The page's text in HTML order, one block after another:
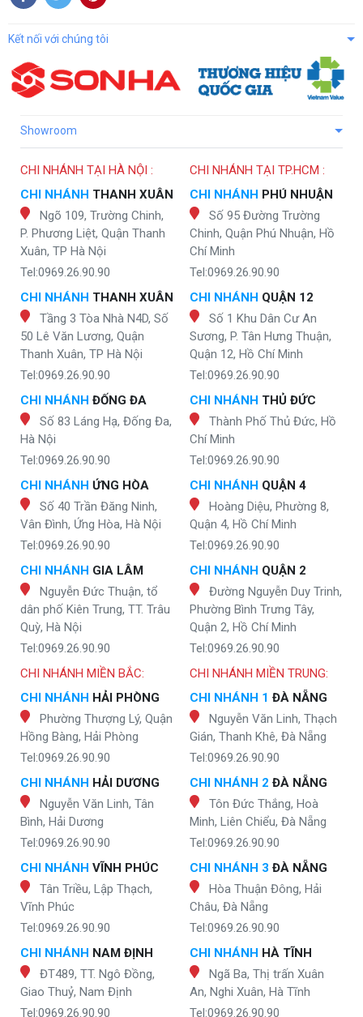
Kết nối với chúng tôi
Showroom
CHI NHÁNH TẠI HÀ NỘI :
CHI NHÁNH THANH XUÂN
Ngõ 109, Trường Chinh,
P. Phương Liệt, Quận Thanh
Xuân, TP Hà Nội
Tel:0969.26.90.90
CHI NHÁNH THANH XUÂN
Tầng 3 Tòa Nhà N4D, Số
50 Lê Văn Lương, Quận
Thanh Xuân, TP Hà Nội
Tel:0969.26.90.90
CHI NHÁNH ĐỐNG ĐA
Số 83 Láng Hạ, Đống Đa,
Hà Nội
Tel:0969.26.90.90
CHI NHÁNH ỨNG HÒA
Số 40 Trần Đăng Ninh,
Vân Đình, Ứng Hòa, Hà Nội
Tel:0969.26.90.90
CHI NHÁNH GIA LÂM
Nguyễn Đức Thuận, tổ
dân phố Kiên Trung, TT. Trâu
Quỳ, Hà Nội
Tel:0969.26.90.90
CHI NHÁNH TẠI TP.HCM :
CHI NHÁNH PHÚ NHUẬN
Số 95 Đường Trường
Chinh, Quận Phú Nhuận, Hồ
Chí Minh
Tel:0969.26.90.90
CHI NHÁNH QUẬN 12
Số 1 Khu Dân Cư An
Sương, P. Tân Hưng Thuận,
Quận 12, Hồ Chí Minh
Tel:0969.26.90.90
CHI NHÁNH THỦ ĐỨC
Thành Phố Thủ Đức, Hồ
Chí Minh
Tel:0969.26.90.90
CHI NHÁNH QUẬN 4
Hoàng Diệu, Phường 8,
Quận 4, Hồ Chí Minh
Tel:0969.26.90.90
CHI NHÁNH QUẬN 2
Đường Nguyễn Duy Trinh,
Phường Bình Trưng Tây,
Quận 2, Hồ Chí Minh
Tel:0969.26.90.90
CHI NHÁNH MIỀN BẮC:
CHI NHÁNH HẢI PHÒNG
Phường Thượng Lý, Quận
Hồng Bàng, Hải Phòng
Tel:0969.26.90.90
CHI NHÁNH HẢI DƯƠNG
Nguyễn Văn Linh, Tân
Bình, Hải Dương
Tel:0969.26.90.90
CHI NHÁNH VĨNH PHÚC
Tân Triều, Lập Thạch,
Vĩnh Phúc
Tel:0969.26.90.90
CHI NHÁNH NAM ĐỊNH
ĐT489, TT. Ngô Đồng,
Giao Thuỷ, Nam Định
Tel:0969.26.90.90
CHI NHÁNH MIỀN TRUNG:
CHI NHÁNH 1 ĐÀ NẴNG
Nguyễn Văn Linh, Thạch
Gián, Thanh Khê, Đà Nẵng
Tel:0969.26.90.90
CHI NHÁNH 2 ĐÀ NẴNG
Tôn Đức Thắng, Hoà
Minh, Liên Chiểu, Đà Nẵng
Tel:0969.26.90.90
CHI NHÁNH 3 ĐÀ NẴNG
Hòa Thuận Đông, Hải
Châu, Đà Nẵng
Tel:0969.26.90.90
CHI NHÁNH HÀ TĨNH
Ngã Ba, Thị trấn Xuân
An, Nghi Xuân, Hà Tĩnh
Tel:0969.26.90.90